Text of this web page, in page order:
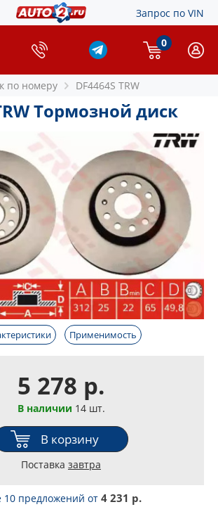
Запрос по VIN
0
по номеру DF4464S TRW
Тормозной диск
Применимость
5 278 р.
В наличии 14 шт.
В корзину
Поставка завтра
10 предложений от 4 231 р.